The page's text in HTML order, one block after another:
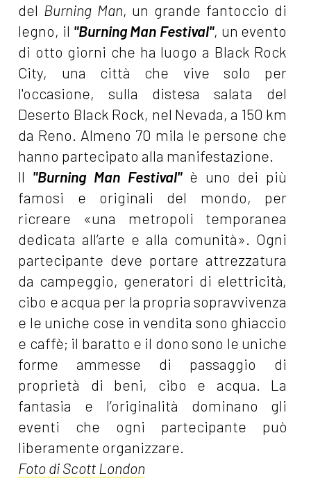
del Burning Man, un grande fantoccio di
legno, il "Burning Man Festival", un evento
di otto giorni che ha luogo a Black Rock
City, una città che vive solo per
l'occasione, sulla distesa salata del
Deserto Black Rock, nel Nevada, a 150 km
da Reno. Almeno 70 mila le persone che
hanno partecipato alla manifestazione.
Il "Burning Man Festival"è uno dei più
famosi e originali del mondo, per
ricreare «una metropoli temporanea
dedicata all’arte e alla comunità». Ogni
partecipante deve portare attrezzatura
da campeggio, generatori di elettricità,
cibo e acqua per la propria sopravvivenza
e le uniche cose in vendita sono ghiaccio
e caffè; il baratto e il dono sono le uniche
forme ammesse di passaggio di
proprietà di beni, cibo e acqua. La
fantasia e l’originalità dominano gli
eventi che ogni partecipante può
liberamente organizzare.
Foto di Scott London